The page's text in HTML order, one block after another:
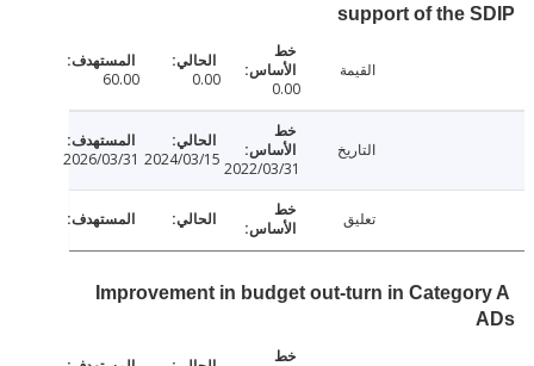
support of the
0.00
60.00
2022/03/31
2024/03/15
2026/03/31
Improvement in budget out-turn in